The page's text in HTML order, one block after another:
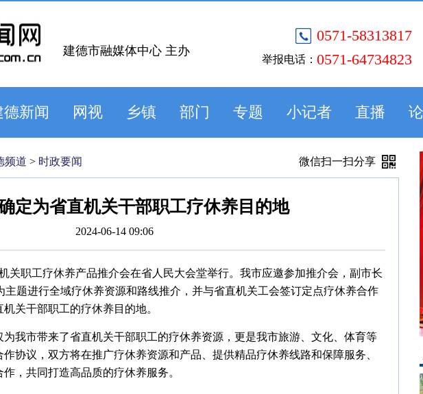
0571-58313817
举报电话： 0571-64734823
建德市融媒体中心 主办
德新闻 网视 乡镇 部门 专题 小记者 直播
频道 > 时政要闻 微信扫一扫分享
定为省直机关干部职工疗休养目的地
2024-06-14 09:06
关职工疗休养产品推介会在省人民大会堂举行。我市应邀参加推介会，副市长
主题进行全域疗休养资源和路线推介，并与省直机关工会签订定点疗休养合作
关干部职工的疗休养目的地。
我市带来了省直机关干部职工的疗休养资源，更是我市旅游、文化、体育等
协议，双方将在推广疗休养资源和产品、提供精品疗休养线路和保障服务、
，共同打造高品质的疗休养服务。